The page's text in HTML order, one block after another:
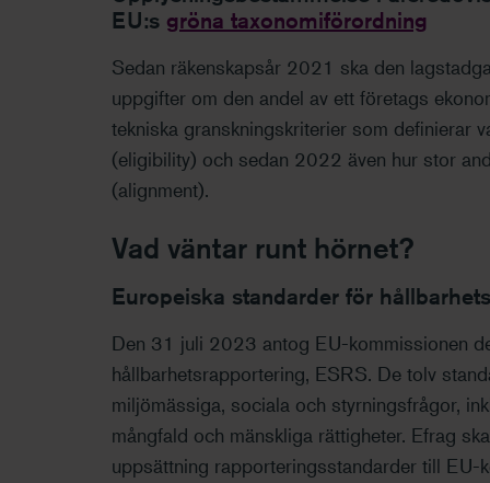
EU:s gröna taxonomiförordning
Sedan räkenskapsår 2021 ska den
uppgifter om den andel av ett företags
tekniska granskningskriterier som definierar
(eligibility) och sedan 2022 även hur stor
(alignment).
Vad väntar runt hörnet?
Europeiska standarder för
Den 31 juli 2023 antog EU-kommissionen
hållbarhetsrapportering, ESRS. De tolv
miljömässiga, sociala och styrningsfrågor,
mångfald och mänskliga rättigheter. Efrag
uppsättning rapporteringsstandarder till EU-